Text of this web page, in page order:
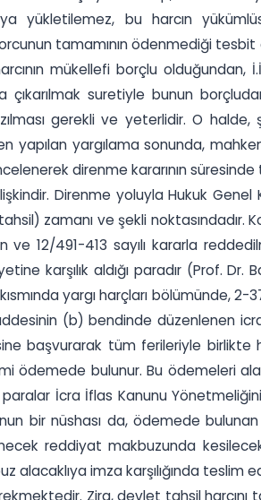
yükletilemez, bu harcın
tamamının ödenmediği
mükellefi borçlu olduğundan,
çıkarılmak suretiyle bunun
gerekli ve yeterlidir. O
yapılan yargılama sonunda,
direnme kararının
Direnme yoluyla Hukuk
zamanı ve şekli
ve 12/491-413 sayılı kararla
karşılık aldığı paradır (Prof.
yargı harçları bölümünde,
(b) bendinde düzenlenen
başvurarak tüm ferileriyle birlikte
ödemede bulunur. Bu ödemeleri
İcra İflas Kanunu
bir nüshası da, ödemede
reddiyat makbuzunda
alacaklıya imza karşılığında
Zira, devlet tahsil harcını